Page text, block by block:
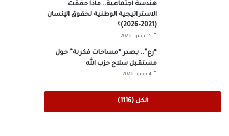
هندسة اجتماعية.. ماذا حققت
الاستراتيجية الوطنية لحقوق الإنسان
(2021-2026)؟
15 يوليو، 2026
“رع”.. يصدر “مساحات فكرية” حول
مستقبل سلاح حزب الله
4 يوليو، 2026
الكل (1116)